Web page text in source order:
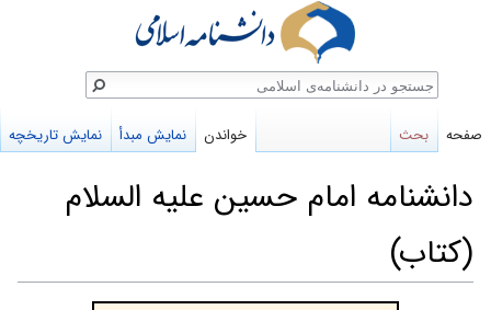
دانشنامه امام حسین علیه السلام
(کتاب)
صفحه بحث خواندن نمایش مبدأ نمایش تاریخچه
جستجو